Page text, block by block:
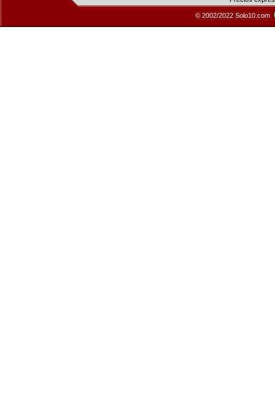
© 2002/2022 Solo10.com